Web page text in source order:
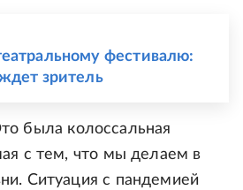
фестивалю:
зритель
была колоссальная
с тем, что мы делаем в
Ситуация с пандемией